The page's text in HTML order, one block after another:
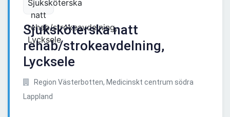
Sjuksköterska natt
rehab/strokeavdelning,
Lycksele
Region Västerbotten, Medicinskt centrum södra
Lappland